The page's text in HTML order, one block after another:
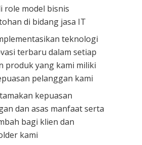
role model bisnis
di bidang jasa IT
teknologi
terbaru dalam setiap
produk yang kami miliki
pelanggan kami
kepuasan
dan asas manfaat serta
bagi klien dan
kami